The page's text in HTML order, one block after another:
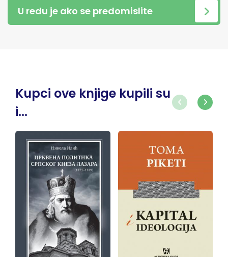
U redu je ako se predomislite
Kupci ove knjige kupili su
i...